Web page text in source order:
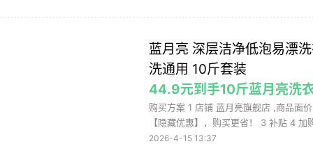
蓝月亮 深层洁净低泡易漂
洗通用 10斤套装
44.9元到手10斤蓝月亮洗
购买方案 1 店铺 蓝月亮旗舰店 ,商品面
【隐藏优惠】，购买更省！ 3 补贴 4 加
2026-4-15 13:37